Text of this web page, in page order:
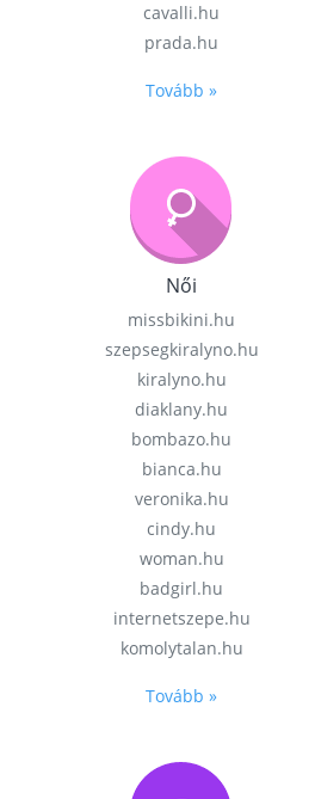
cavalli.hu
prada.hu
Tovább »
Női
missbikini.hu
szepsegkiralyno.hu
kiralyno.hu
diaklany.hu
bombazo.hu
bianca.hu
veronika.hu
cindy.hu
woman.hu
badgirl.hu
internetszepe.hu
komolytalan.hu
Tovább »